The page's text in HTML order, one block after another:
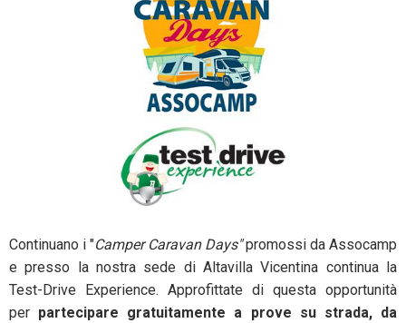
Continuano i "Camper Caravan Days"promossi da Assocamp
e presso la nostra sede di Altavilla Vicentina continua la
Test-Drive Experience. Approfittate di questa opportunità
per partecipare gratuitamente a prove su strada, da